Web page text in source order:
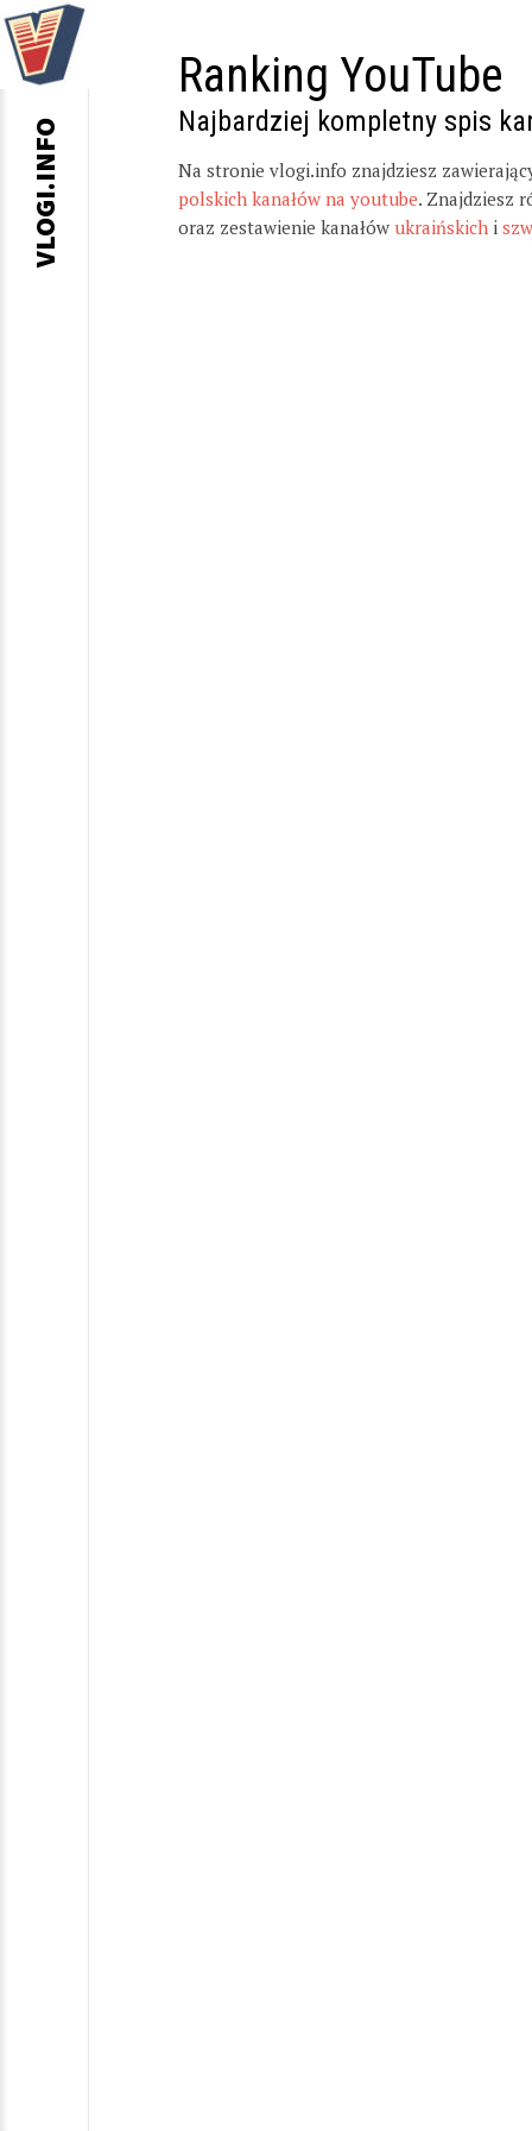
Ranking YouTube
Najbardziej kompletny spis
Na stronie vlogi.info znajdziesz
polskich kanałów na youtube. Znajdziesz
oraz zestawienie kanałów ukraińskich i
VLOGI.INFO